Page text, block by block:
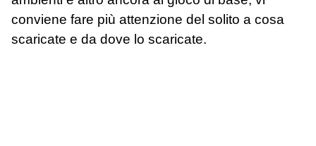
conviene fare più attenzione del solito a cosa
scaricate e da dove lo scaricate.